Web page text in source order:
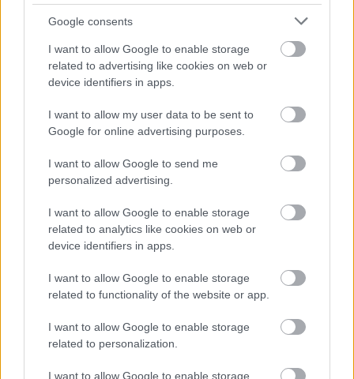
Google consents
I want to allow Google to enable storage
related to advertising like cookies on web or
device identifiers in apps.
I want to allow my user data to be sent to
Google for online advertising purposes.
I want to allow Google to send me
personalized advertising.
I want to allow Google to enable storage
related to analytics like cookies on web or
device identifiers in apps.
I want to allow Google to enable storage
related to functionality of the website or app.
I want to allow Google to enable storage
related to personalization.
I want to allow Google to enable storage
Hírlevél feliratkozás
Adja meg keresztnevét:
Adja
meg e-mail címét:
Nem szeretne lemaradni semmiről? Csak egy kattintás, és hírlevelünk a
legfrissebb információkkal és exkluzív tartalmakkal hétről hétre
A SZOL24 legfrissebb 24 cikke
Egy telefonhívást akart, végül rendőrök vitték el a mezőtúri
A Tisza kormány minisztere újabb nagy változásokról döntött
a közoktatásban – például az iskolaigazgatók visszakapják